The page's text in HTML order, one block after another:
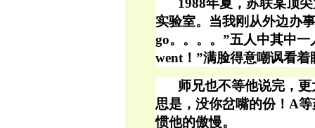
1988年夏，苏联某顶
实验室。当我刚从外边办
go。。。。”五人中其中
went！”满脸得意嘲讽看
师兄也不等他说完，
思是，没你岔嘴的份！A
惯他的傲慢。